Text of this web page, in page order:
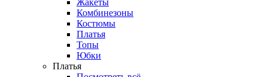
Комбинезоны
Костюмы
Платья
Топы
Юбки
Платья